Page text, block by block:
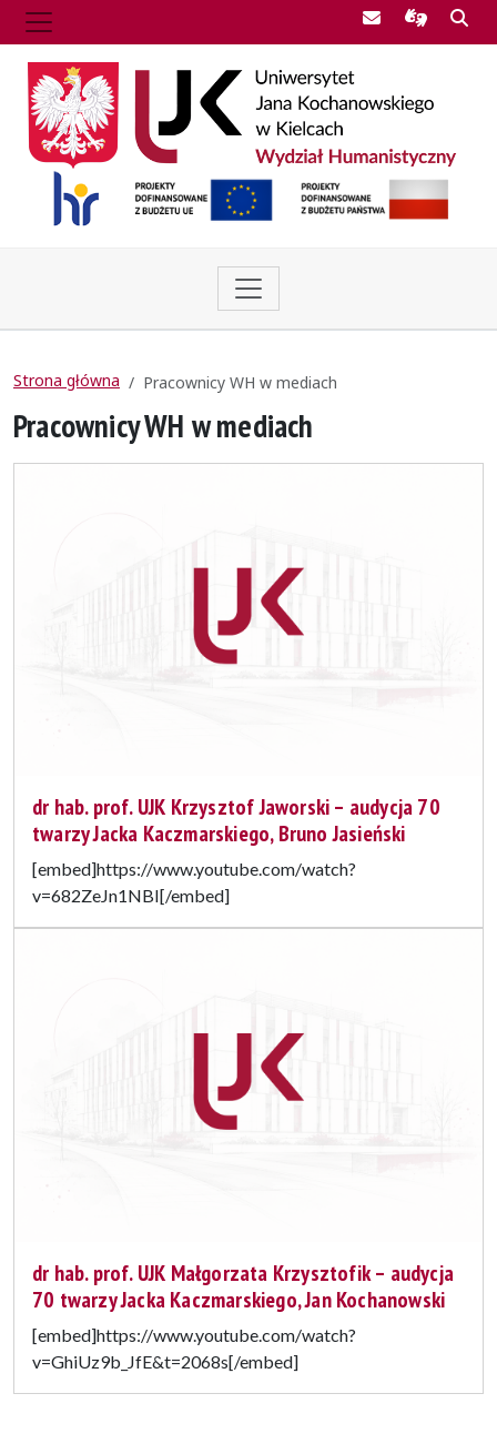
Poczta UJK
Strona główna Pracownicy WH w mediach
Pracownicy WH w mediach
dr hab. prof. UJK Krzysztof Jaworski – audycja 70
twarzy Jacka Kaczmarskiego, Bruno Jasieński
[embed]https://www.youtube.com/watch?
v=682ZeJn1NBI[/embed]
dr hab. prof. UJK Małgorzata Krzysztofik – audycja
70 twarzy Jacka Kaczmarskiego, Jan Kochanowski
[embed]https://www.youtube.com/watch?
v=GhiUz9b_JfE&t=2068s[/embed]